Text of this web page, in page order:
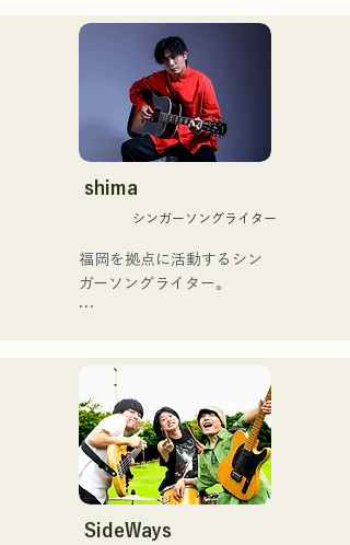
もゴールデンブザーを獲得
した、ノボせもんなべの応
援歌「ゴールデンブザー」
や、アメリカ留学時代の心
友とコライトした本格的カ
ントリーソング「Life Goes
それらの楽曲を揃えた自身
初のフルアルバム「ONE
2025.12.31にリリースし、
iTunesカントリーアルバム
て」、FBS「福岡く
ん。」、「発見らくちゃ
く！」やFUKUOKA
STREET PARTY、
Hannibal Halloween Music
Festival ,sunset live2019、
鷹祭Summer Boostイベン
ユニット
コロナ禍に入り、音楽で山
口県を盛り上げたいという
思いからユニットを始動。
当初は動画配信サイトでの
活動のみだったが、2020年
12月より、山口県の地元イ
地元音楽イベントやライブ
ハウスを中心にパフォーマ
ンスをしている。
shima
シンガーソングライター
福岡を拠点に活動するシン
ガーソングライター。
ードの繊細さを併せ持つ楽
曲を届けている。
コンセプトは、「等身大の
ままで。僕とあなたのため
の音楽を。」気持ちが落ち
SideWays